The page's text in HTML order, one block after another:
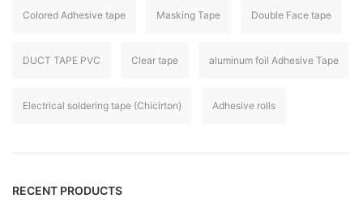
Colored Adhesive tape Masking Tape Double Face tape
DUCT TAPE PVC Clear tape aluminum foil Adhesive Tape
Electrical soldering tape (Chicirton) Adhesive rolls
RECENT PRODUCTS